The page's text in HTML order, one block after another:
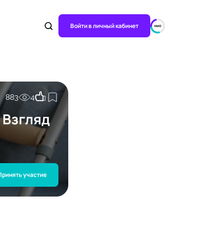
Войти в личный кабинет
883 4
участие